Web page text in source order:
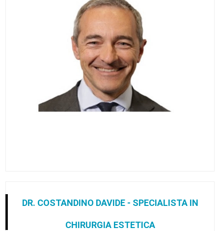
DR. COSTANDINO DAVIDE - SPECIALISTA IN
CHIRURGIA ESTETICA